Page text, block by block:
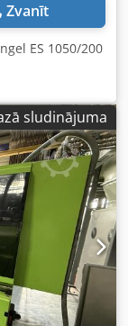
Zvanīt
ES 1050/200
sludinājuma